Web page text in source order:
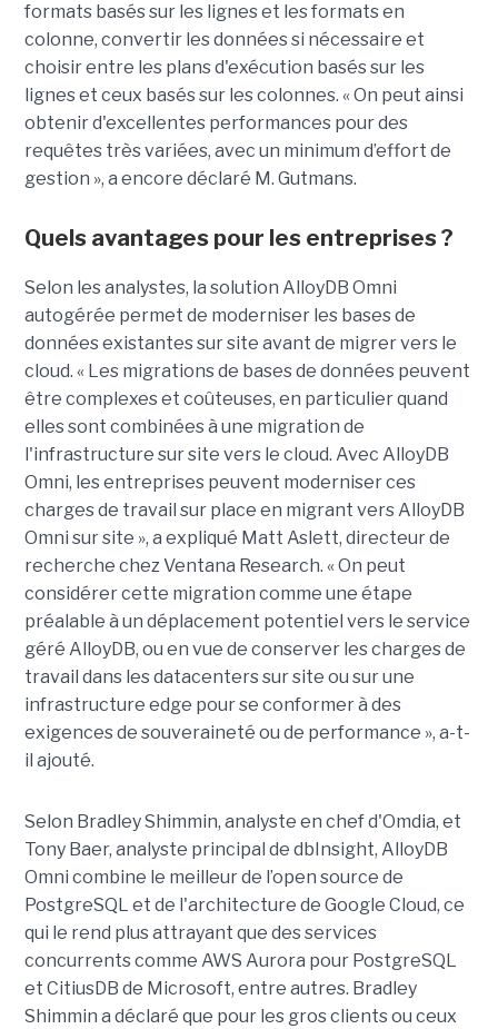
formats basés sur les lignes et les formats en
colonne, convertir les données si nécessaire et
choisir entre les plans d'exécution basés sur les
lignes et ceux basés sur les colonnes. « On peut ainsi
obtenir d'excellentes performances pour des
requêtes très variées, avec un minimum d’effort de
gestion », a encore déclaré M. Gutmans.
Quels avantages pour les entreprises ?
Selon les analystes, la solution AlloyDB Omni
autogérée permet de moderniser les bases de
données existantes sur site avant de migrer vers le
cloud. « Les migrations de bases de données peuvent
être complexes et coûteuses, en particulier quand
elles sont combinées à une migration de
l'infrastructure sur site vers le cloud. Avec AlloyDB
Omni, les entreprises peuvent moderniser ces
charges de travail sur place en migrant vers AlloyDB
Omni sur site », a expliqué Matt Aslett, directeur de
recherche chez Ventana Research. « On peut
considérer cette migration comme une étape
préalable à un déplacement potentiel vers le service
géré AlloyDB, ou en vue de conserver les charges de
travail dans les datacenters sur site ou sur une
infrastructure edge pour se conformer à des
exigences de souveraineté ou de performance », a-t-
il ajouté.
Selon Bradley Shimmin, analyste en chef d'Omdia, et
Tony Baer, analyste principal de dbInsight, AlloyDB
Omni combine le meilleur de l’open source de
PostgreSQL et de l'architecture de Google Cloud, ce
qui le rend plus attrayant que des services
concurrents comme AWS Aurora pour PostgreSQL
et CitiusDB de Microsoft, entre autres. Bradley
Shimmin a déclaré que pour les gros clients ou ceux